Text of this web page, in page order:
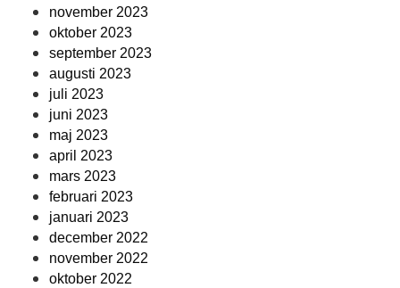
november 2023
oktober 2023
september 2023
augusti 2023
juli 2023
juni 2023
maj 2023
april 2023
mars 2023
februari 2023
januari 2023
december 2022
november 2022
oktober 2022